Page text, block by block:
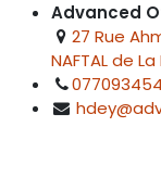
Advanced
27 Rue
NAFTAL de